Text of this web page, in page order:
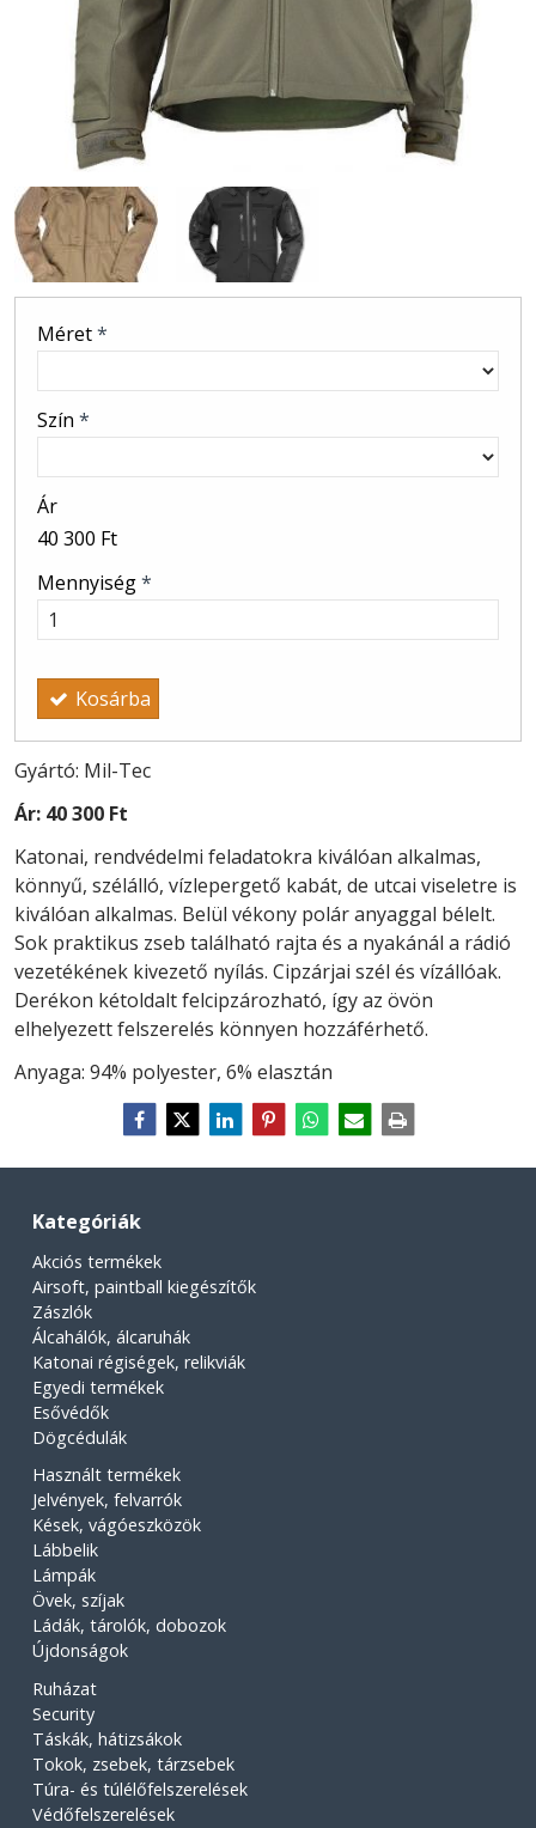
Méret*
Szín *
Ár
40 300 Ft
Mennyiség*
Kosárba
Gyártó: Mil-Tec
Ár: 40 300 Ft
Katonai, rendvédelmi feladatokra kiválóan alkalmas,
könnyű, szélálló, vízlepergető kabát, de utcai viseletre is
kiválóan alkalmas. Belül vékony polár anyaggal bélelt.
Sok praktikus zseb található rajta és a nyakánál a rádió
vezetékének kivezető nyílás. Cipzárjai szél és vízállóak.
Derékon kétoldalt felcipzározható, így az övön
elhelyezett felszerelés könnyen hozzáférhető.
Anyaga: 94% polyester, 6% elasztán
Kategóriák
Akciós termékek
Airsoft, paintball kiegészítők
Zászlók
Álcahálók, álcaruhák
Katonai régiségek, relikviák
Egyedi termékek
Esővédők
Dögcédulák
Használt termékek
Jelvények, felvarrók
Kések, vágóeszközök
Lábbelik
Lámpák
Övek, szíjak
Ládák, tárolók, dobozok
Újdonságok
Ruházat
Security
Táskák, hátizsákok
Tokok, zsebek, tárzsebek
Túra- és túlélőfelszerelések
Védőfelszerelések